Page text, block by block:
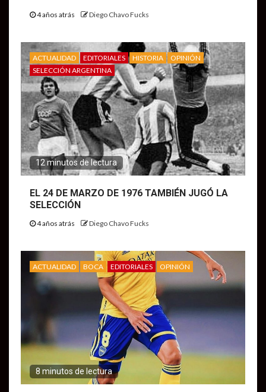
4 años atrás Diego Chavo Fucks
ACTUALIDAD EDITORIALES HISTORIA
OPINIÓN
SELECCIÓN ARGENTINA
12 minutos de lectura
EL 24 DE MARZO DE 1976 TAMBIÉN JUGÓ LA
SELECCIÓN
4 años atrás Diego Chavo Fucks
ACTUALIDAD BOCA EDITORIALES OPINIÓN
8 minutos de lectura